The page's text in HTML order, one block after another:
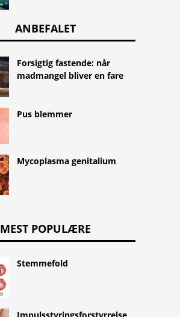
ANBEFALET
Forsigtig fastende: når
madmangel bliver en fare
Pus blemmer
Mycoplasma genitalium
MEST POPULÆRE
Stemmefold